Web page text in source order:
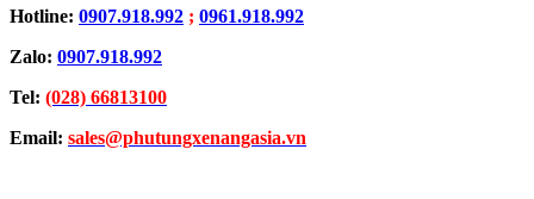
Hotline: 0907.918.992 ; 0961.918.992
Zalo: 0907.918.992
Tel: (028) 66813100
Email: sales@phutungxenangasia.vn